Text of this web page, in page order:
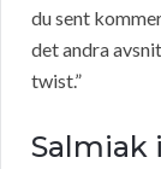
du sent
det andra
twist.”
Salmiak